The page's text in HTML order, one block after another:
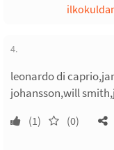
4.
leonardo di
johansson,will
(1) (0)